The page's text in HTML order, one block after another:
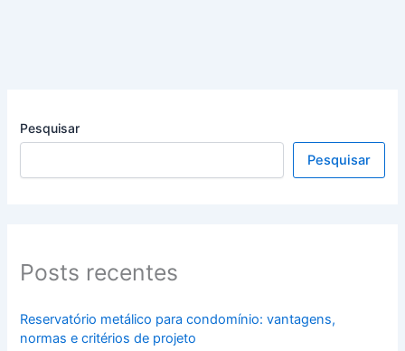
Pesquisar
Pesquisar
Posts recentes
Reservatório metálico para condomínio: vantagens,
normas e critérios de projeto